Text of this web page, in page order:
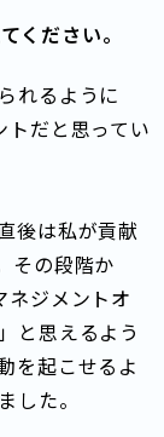
ください。
れるように
だと思ってい
後は私が貢献
その段階か
ネジメントオ
と思えるよう
を起こせるよ
した。